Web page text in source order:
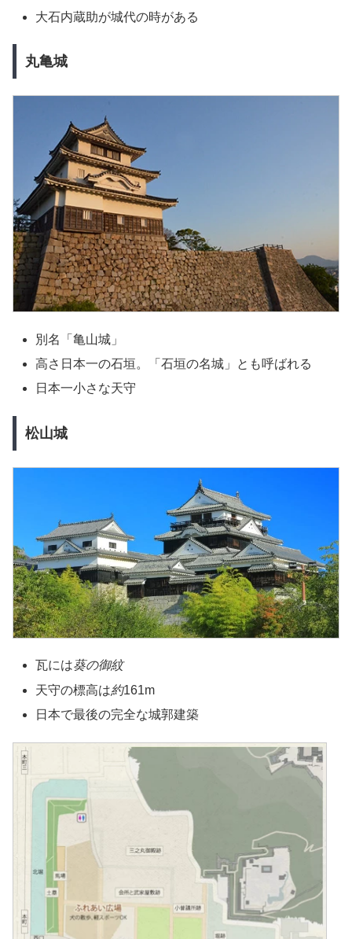
大石内蔵助が城代の時がある
丸亀城
別名「亀山城」
高さ日本一の石垣。「石垣の名城」とも呼ばれる
日本一小さな天守
松山城
瓦には葵の御紋
天守の標高は約161m
日本で最後の完全な城郭建築